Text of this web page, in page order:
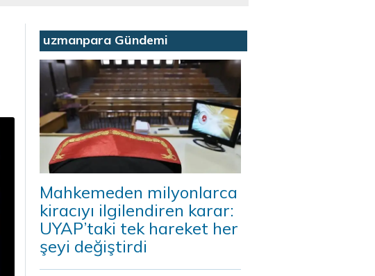
uzmanpara Gündemi
Mahkemeden milyonlarca
kiracıyı ilgilendiren karar:
UYAP’taki tek hareket her
şeyi değiştirdi